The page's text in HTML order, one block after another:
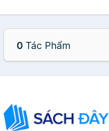
0 Tác Phẩm